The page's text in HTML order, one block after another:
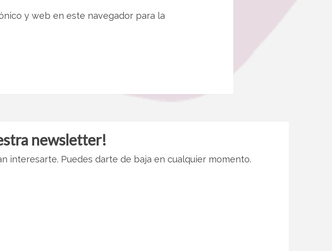
y web en este navegador para la
newsletter!
interesarte. Puedes darte de baja en cualquier momento.